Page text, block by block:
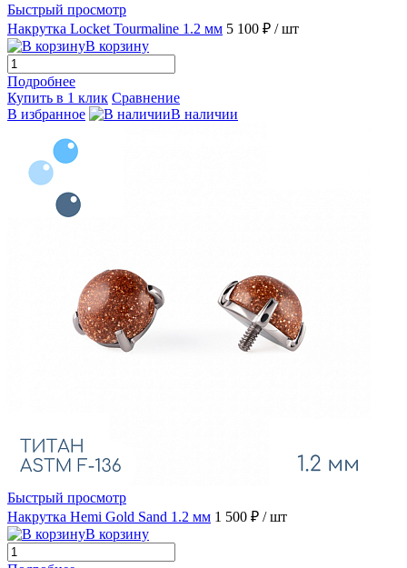
Быстрый просмотр
Накрутка Locket Tourmaline 1.2 мм 5 100 ₽ / шт
В корзину
Подробнее
Купить в 1 клик Сравнение
В избранное
В наличии
Быстрый просмотр
Накрутка Hemi Gold Sand 1.2 мм 1 500 ₽ / шт
В корзину